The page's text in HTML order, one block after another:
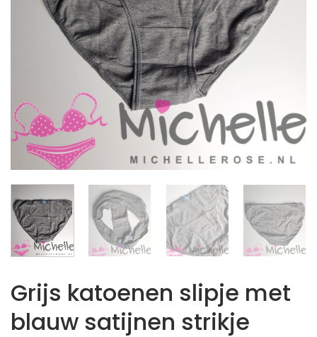
Grijs katoenen slipje met
blauw satijnen strikje